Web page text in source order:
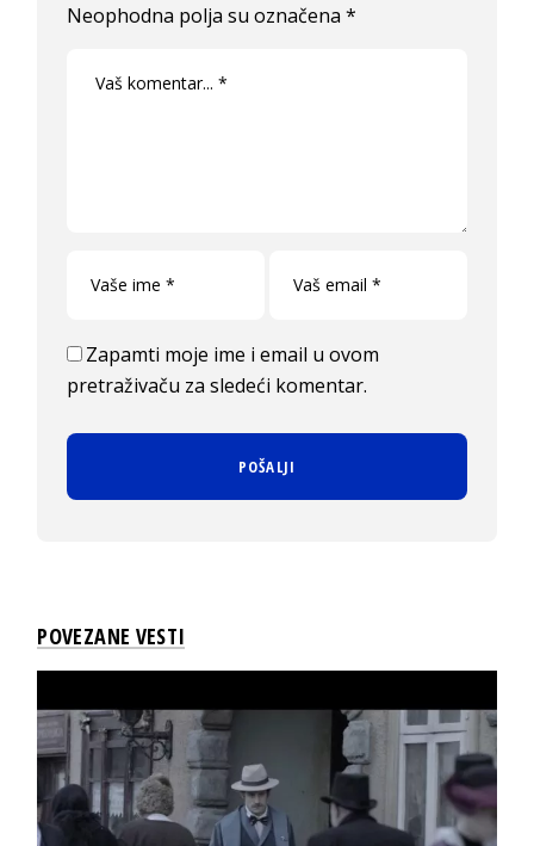
Neophodna polja su označena*
Zapamti moje ime i email u ovom
pretraživaču za sledeći komentar.
POVEZANE VESTI